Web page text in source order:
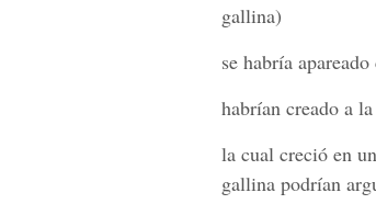
gallina)
se habría
habrían creado a
la cual creció en
gallina podrían